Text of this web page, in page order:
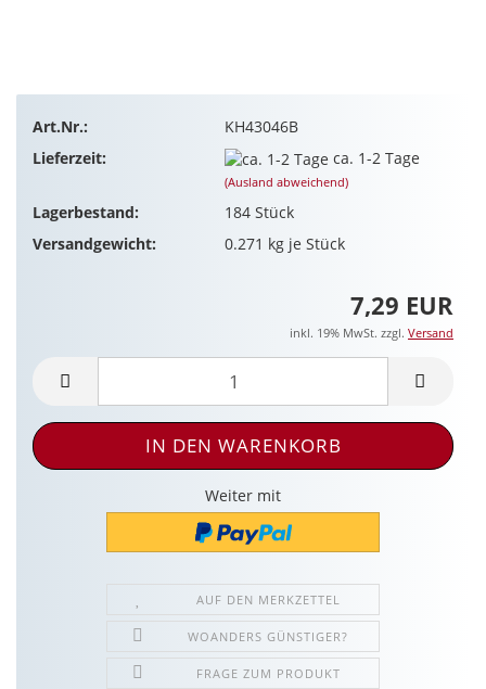
Art.Nr.:
KH43046B
Lieferzeit:
ca. 1-2 Tage
(Ausland abweichend)
Lagerbestand: 184 Stück
Versandgewicht:
0.271 kg je Stück
7,29 EUR
inkl. 19% MwSt. zzgl. Versand
Weiter mit
AUF DEN MERKZETTEL
WOANDERS GÜNSTIGER?
FRAGE ZUM PRODUKT